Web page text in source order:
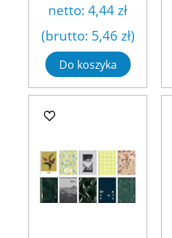
netto: 4,44 zł
(brutto: 5,46 zł)
Do koszyka